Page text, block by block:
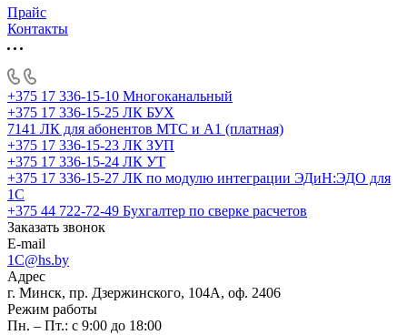
Прайс
Контакты
+375 17 336-15-10 Многоканальный
+375 17 336-15-25 ЛК БУХ
7141 ЛК для абонентов МТС и А1 (платная)
+375 17 336-15-23 ЛК ЗУП
+375 17 336-15-24 ЛК УТ
+375 17 336-15-27 ЛК по модулю интеграции ЭДиН:ЭДО для
1С
+375 44 722-72-49 Бухгалтер по сверке расчетов
Заказать звонок
E-mail
1C@hs.by
Адрес
г. Минск, пр. Дзержинского, 104А, оф. 2406
Режим работы
Пн. – Пт.: с 9:00 до 18:00